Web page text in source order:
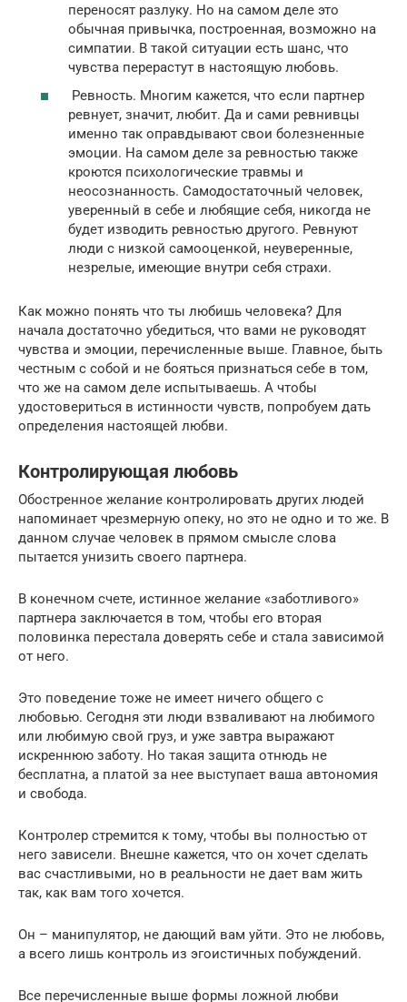
переносят разлуку. Но на самом деле это
обычная привычка, построенная, возможно на
симпатии. В такой ситуации есть шанс, что
чувства перерастут в настоящую любовь.
Ревность. Многим кажется, что если партнер
ревнует, значит, любит. Да и сами ревнивцы
именно так оправдывают свои болезненные
эмоции. На самом деле за ревностью также
кроются психологические травмы и
неосознанность. Самодостаточный человек,
уверенный в себе и любящие себя, никогда не
будет изводить ревностью другого. Ревнуют
люди с низкой самооценкой, неуверенные,
незрелые, имеющие внутри себя страхи.
Как можно понять что ты любишь человека? Для
начала достаточно убедиться, что вами не руководят
чувства и эмоции, перечисленные выше. Главное, быть
честным с собой и не бояться признаться себе в том,
что же на самом деле испытываешь. А чтобы
удостовериться в истинности чувств, попробуем дать
определения настоящей любви.
Контролирующая любовь
Обостренное желание контролировать других людей
напоминает чрезмерную опеку, но это не одно и то же. В
данном случае человек в прямом смысле слова
пытается унизить своего партнера.
В конечном счете, истинное желание «заботливого»
партнера заключается в том, чтобы его вторая
половинка перестала доверять себе и стала зависимой
от него.
Это поведение тоже не имеет ничего общего с
любовью. Сегодня эти люди взваливают на любимого
или любимую свой груз, и уже завтра выражают
искреннюю заботу. Но такая защита отнюдь не
бесплатна, а платой за нее выступает ваша автономия
и свобода.
Контролер стремится к тому, чтобы вы полностью от
него зависели. Внешне кажется, что он хочет сделать
вас счастливыми, но в реальности не дает вам жить
так, как вам того хочется.
Он – манипулятор, не дающий вам уйти. Это не любовь,
а всего лишь контроль из эгоистичных побуждений.
Все перечисленные выше формы ложной любви